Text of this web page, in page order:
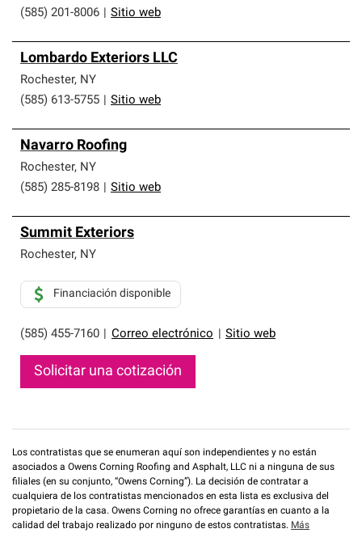
(585) 201-8006
Sitio web
Lombardo Exteriors LLC
Rochester, NY
(585) 613-5755
Sitio web
Navarro Roofing
Rochester, NY
(585) 285-8198
Sitio web
Summit Exteriors
Rochester, NY
(585) 455-7160 Correo electrónico Sitio web
Financiación disponible
Solicitar una cotización
Los contratistas que se enumeran aquí son independientes y no están
asociados a Owens Corning Roofing and Asphalt, LLC ni a ninguna de sus
filiales (en su conjunto, “Owens Corning”). La decisión de contratar a
cualquiera de los contratistas mencionados en esta lista es exclusiva del
propietario de la casa. Owens Corning no ofrece garantías en cuanto a la
calidad del trabajo realizado por ninguno de estos contratistas. Más